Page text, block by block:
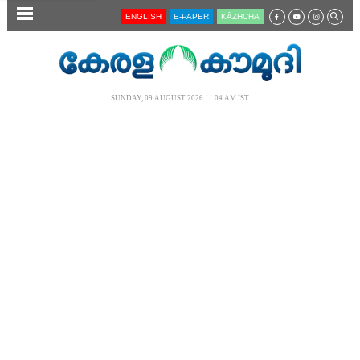
SECTIONS ENGLISH E-PAPER KĀZHCHA
SUNDAY, 09 AUGUST 2026 11.04 AM IST